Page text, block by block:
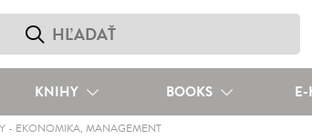
KNIHY BOOKS
- EKONOMIKA, MANAGEMENT